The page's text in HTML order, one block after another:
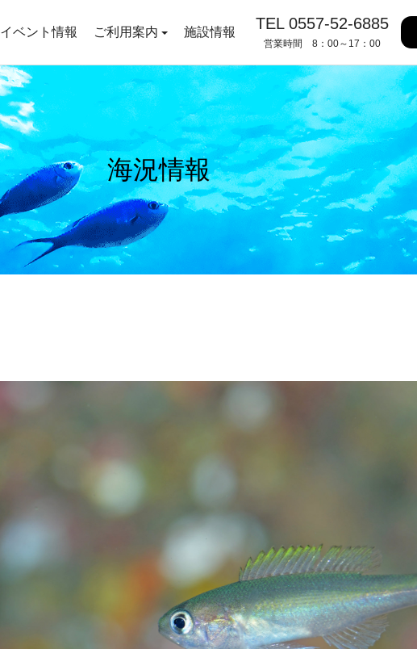
イベント情報 ご利用案内 施設情報 TEL 0557-52-6885
営業時間 8：00～17：00
海況情報